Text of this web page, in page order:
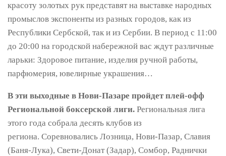
красоту золотых рук представят на выставке народных
промыслов экспоненты из разных городов, как из
Республики Сербской, так и из Сербии. В период с 11:00
до 20:00 на городской набережной вас ждут различные
ларьки: Здоровое питание, изделия ручной работы,
парфюмерия, ювелирные украшения…
В эти выходные в Нови-Пазаре пройдет плей-офф
Региональной боксерской лиги. Региональная лига
этого года собрала десять клубов из
региона. Соревновались Лозница, Нови-Пазар, Славия
(Баня-Лука), Свети-Донат (Задар), Сомбор, Раднички